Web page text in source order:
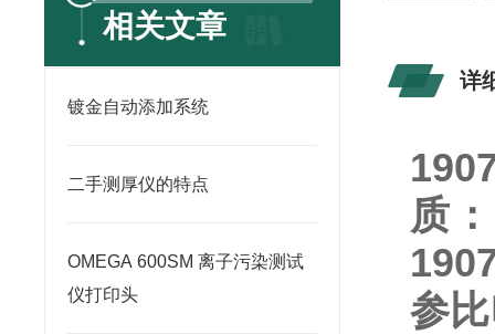
相关文章
镀金自动添加系统
二手测厚仪的特点
OMEGA 600SM 离子污染测试
仪打印头
详
质
参